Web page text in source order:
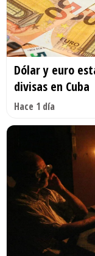
Dólar y euro
divisas en Cuba
Hace 1 día